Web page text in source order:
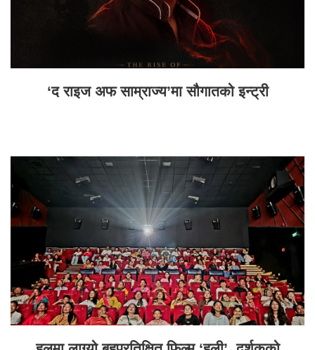
‘द राइज अफ साम्राज्य’मा सौगातको इन्ट्री